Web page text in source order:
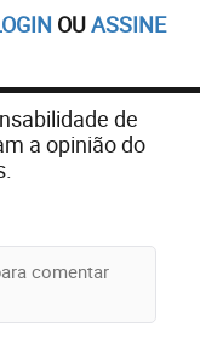
OUASSINE
de
a opinião do